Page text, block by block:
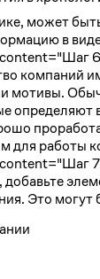
может
в
компаний
мотивы.
для работы
добавьте
Это могут